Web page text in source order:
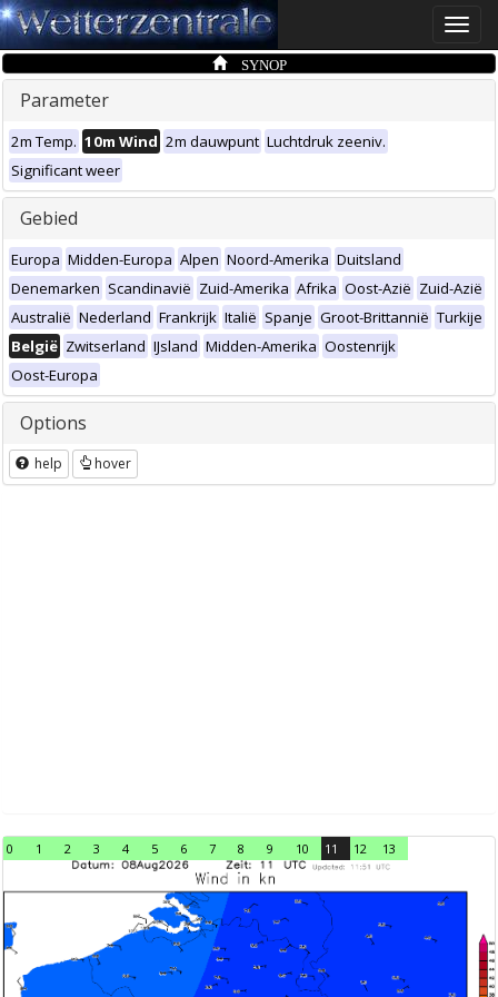
Toggle
SYNOP
Parameter
2m Temp. 10m Wind 2m dauwpunt Luchtdruk zeeniv.
Significant weer
Gebied
Europa Midden-Europa Alpen Noord-Amerika Duitsland
Denemarken Scandinavië Zuid-Amerika Afrika Oost-Azië Zuid-Azië
Australië Nederland Frankrijk Italië Spanje Groot-Brittannië Turkije
België Zwitserland IJsland Midden-Amerika Oostenrijk
Oost-Europa
Options
help hover
0 1 2 3 4 5 6 7 8 9 10 11 12 13